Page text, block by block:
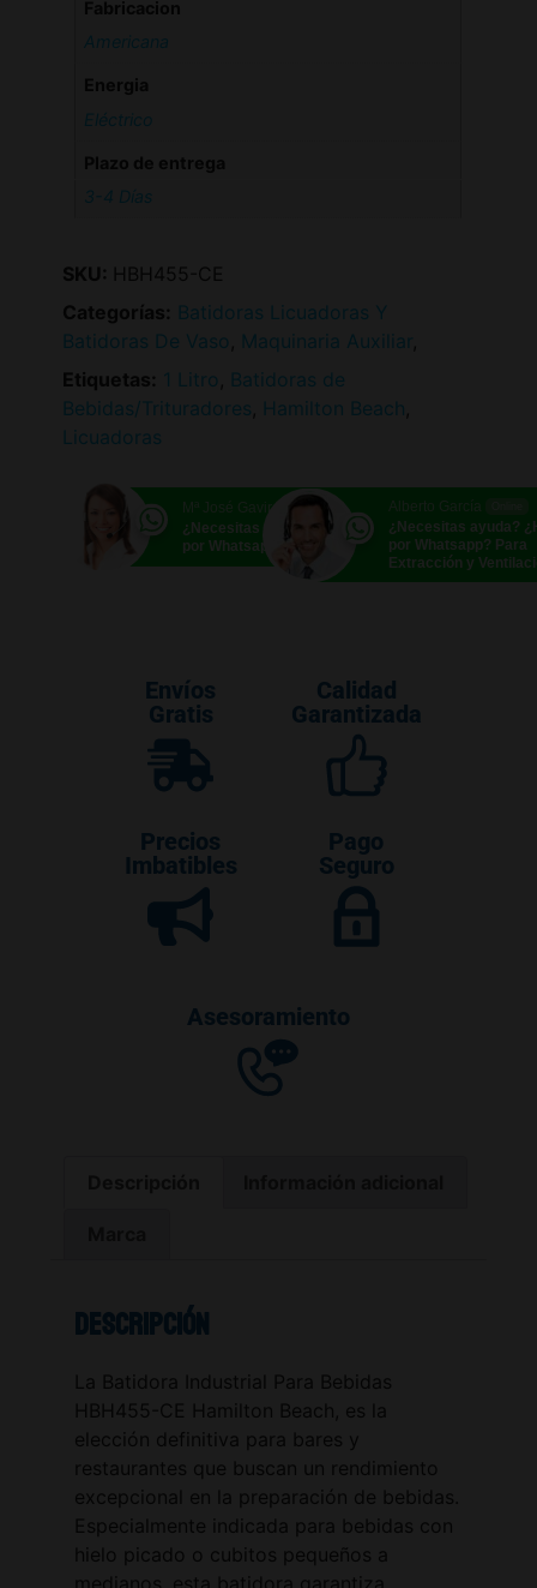
Americana
Eléctrico
3-4 Días
SKU:
HBH455-CE
Categorías: Batidoras Licuadoras Y
Batidoras De Vaso , Maquinaria Auxiliar ,
Etiquetas: 1 Litro , Batidoras de
Bebidas/Trituradores, Hamilton Beach,
Licuadoras
Mª José Gavira Online
¿Necesitas ayuda? ¿Hablamos
por Whatsapp?
¿Necesitas ayuda?
por Whatsapp? Para
Extracción y
Envíos
Gratis
Calidad
Garantizada
Precios
Imbatibles
Pago
Seguro
Asesoramiento
Descripción
La Batidora Industrial Para Bebidas
HBH455-CE Hamilton Beach, es la
elección definitiva para bares y
restaurantes que buscan un rendimiento
excepcional en la preparación de bebidas.
Especialmente indicada para bebidas con
hielo picado o cubitos pequeños a